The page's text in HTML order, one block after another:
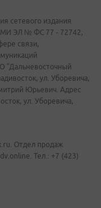
сетевого издания
СМИ ЭЛ № ФС 77 - 72742,
связи,
"Дальневосточный
ул. Уборевича,
Юрьевич. Адрес
ул. Уборевича,
Отдел продаж
Тел.: +7 (423)